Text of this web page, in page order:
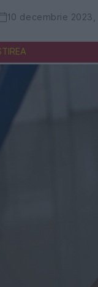
10 decembrie 2023,